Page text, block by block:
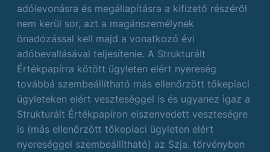
adólevonásra és megállapításra a kifizető részéről
nem kerül sor, azt a magánszemélynek
önadózással kell majd a vonatkozó évi
adóbevallásával teljesítenie. A Strukturált
Értékpapírra kötött ügyleten elért nyereség
továbbá szembeállítható más ellenőrzött tőkepiaci
ügyleteken elért veszteséggel is és ugyanez igaz a
Strukturált Értékpapíron elszenvedett veszteségre
is (más ellenőrzött tőkepiaci ügyleten elért
nyereséggel szembeállítható) az Szja. törvényben